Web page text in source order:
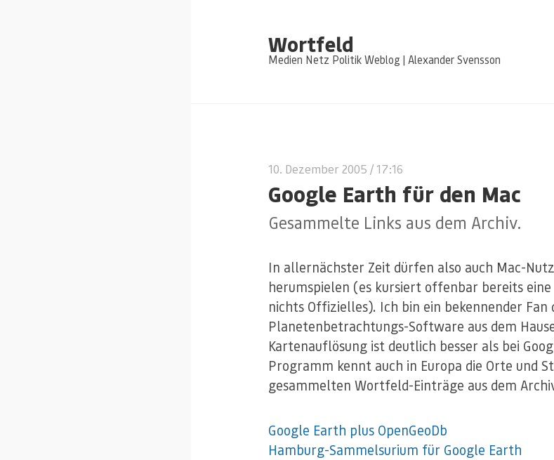
Wortfeld
Medien Netz Politik Weblog | Alexander Svensson
10. Dezember 2005 / 17:16
Google Earth für den Mac
Gesammelte Links aus dem Archiv.
In allernächster Zeit dürfen also auch Mac-
herumspielen (es kursiert offenbar bereits
nichts Offizielles). Ich bin ein bekennender Fan
Planetenbetrachtungs-Software aus dem
Kartenauflösung ist deutlich besser als bei
Programm kennt auch in Europa die Orte und
gesammelten Wortfeld-Einträge aus dem
Google Earth plus OpenGeoDb
Hamburg-Sammelsurium für Google Earth